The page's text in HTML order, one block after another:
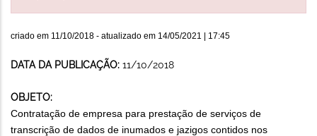
criado em 11/10/2018 - atualizado em 14/05/2021 | 17:45
DATA DA PUBLICAÇÃO: 11/10/2018
OBJETO:
Contratação de empresa para prestação de serviços de
transcrição de dados de inumados e jazigos contidos nos